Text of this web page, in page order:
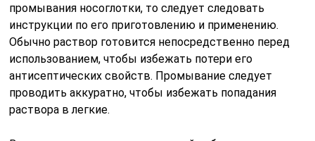
промывания носоглотки, то следует следовать
инструкции по его приготовлению и применению.
Обычно раствор готовится непосредственно перед
использованием, чтобы избежать потери его
антисептических свойств. Промывание следует
проводить аккуратно, чтобы избежать попадания
раствора в легкие.